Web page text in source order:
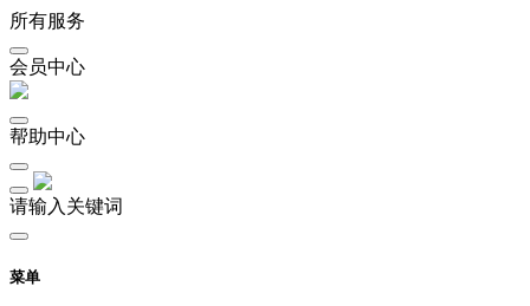
所有服务
会员中心
帮助中心
请输入关键词
菜单